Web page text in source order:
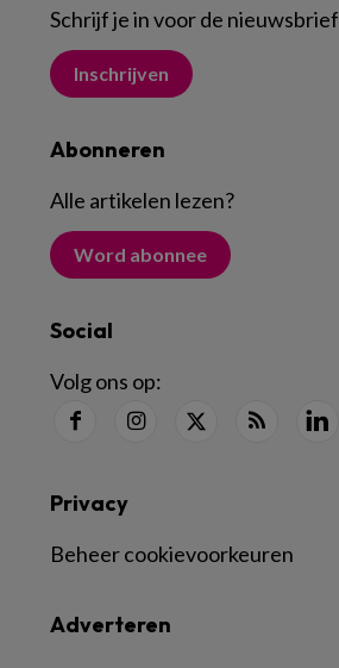
Schrijf je in voor de nieuwsbrief
Inschrijven
Abonneren
Alle artikelen lezen?
Word abonnee
Social
Volg ons op:
Adverteren
Privacy
Beheer cookievoorkeuren